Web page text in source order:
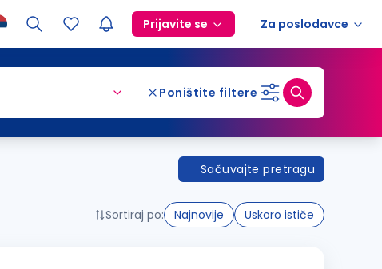
Prijavite se Za poslodavce
Poništite filtere
Sačuvajte pretragu
Sortiraj po: Najnovije Uskoro ističe